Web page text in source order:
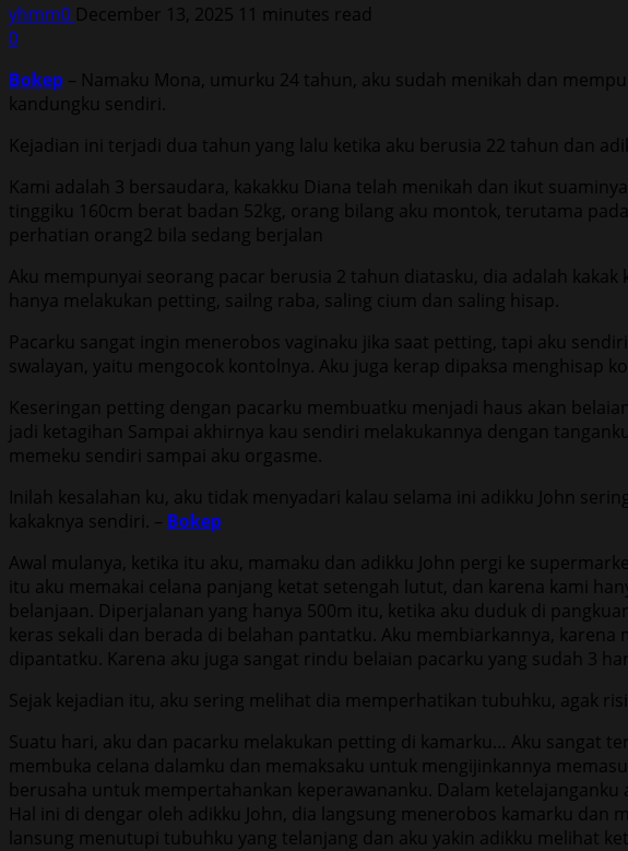
yhmm0 December 13, 2025 11 minutes read
0
Bokep – Namaku Mona, umurku 24 tahun, aku sudah menikah dan
kandungku sendiri.
Kejadian ini terjadi dua tahun yang lalu ketika aku berusia 22 tahun dan
Kami adalah 3 bersaudara, kakakku Diana telah menikah dan ikut
tinggiku 160cm berat badan 52kg, orang bilang aku montok, terutama
perhatian orang2 bila sedang berjalan
Aku mempunyai seorang pacar berusia 2 tahun diatasku, dia adalah
hanya melakukan petting, sailng raba, saling cium dan saling hisap.
Pacarku sangat ingin menerobos vaginaku jika saat petting, tapi aku
swalayan, yaitu mengocok kontolnya. Aku juga kerap dipaksa menghisap
Keseringan petting dengan pacarku membuatku menjadi haus akan
jadi ketagihan Sampai akhirnya kau sendiri melakukannya dengan
memeku sendiri sampai aku orgasme.
Inilah kesalahan ku, aku tidak menyadari kalau selama ini adikku John
kakaknya sendiri. – Bokep
Awal mulanya, ketika itu aku, mamaku dan adikku John pergi ke
itu aku memakai celana panjang ketat setengah lutut, dan karena kami
belanjaan. Diperjalanan yang hanya 500m itu, ketika aku duduk di
keras sekali dan berada di belahan pantatku. Aku membiarkannya,
dipantatku. Karena aku juga sangat rindu belaian pacarku yang sudah 3
Sejak kejadian itu, aku sering melihat dia memperhatikan tubuhku, agak
Suatu hari, aku dan pacarku melakukan petting di kamarku… Aku sangat
membuka celana dalamku dan memaksaku untuk mengijinkannya
berusaha untuk mempertahankan keperawananku. Dalam
Hal ini di dengar oleh adikku John, dia langsung menerobos kamarku
lansung menutupi tubuhku yang telanjang dan aku yakin adikku melihat